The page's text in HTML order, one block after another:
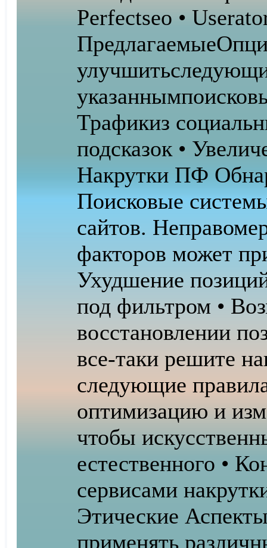
Perfectseo •
Предлагаемые
улучшить
указанным
Трафикиз
подсказок •
Накрутки ПФ
Поисковые
сайтов.
факторов может
Ухудшение
под фильтром •
восстановлении
все-таки решите
следующие
оптимизацию и
чтобы
естественного •
сервисами
Этические
применять